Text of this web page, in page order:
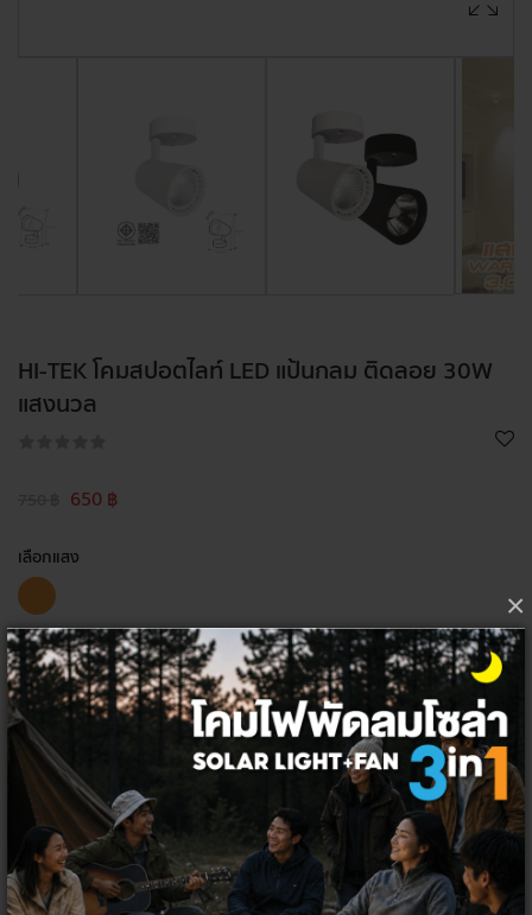
×
HI-TEK โคมสปอตไลท์ LED แป้นกลม ติดลอย 30W
แสงนวล
650 ฿
เลือกแสง
สี
เลือกจำนวน ต่อชิ้น
1ชิ้น
โค้ด/คูปองส่วนลด
HITEK5PER ส่วนลดท้ายบิล 5%